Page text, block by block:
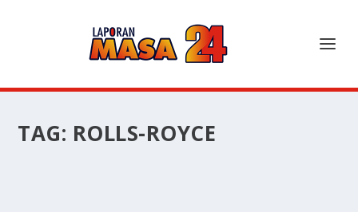
TAG: ROLLS-ROYCE